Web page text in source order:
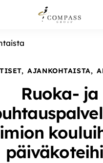
, AJANKOHTAISTA,
Ruoka- ja